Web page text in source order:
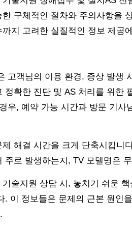
구체적인 절차와 주의사항을
지 고려한 실질적인 정보 제공
고객님의 이용 환경, 증상 발생
정확한 진단 및 AS 처리를 위한
우, 예약 가능 시간과 방문 기사
해결 시간을 크게 단축시킵니
주로 발생하는지, TV 모델명은
술지원 상담 시, 놓치기 쉬운
. 이 정보들은 문제의 근본 원인